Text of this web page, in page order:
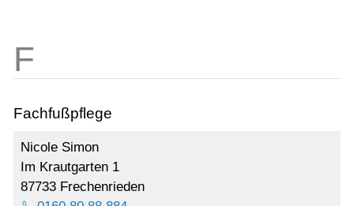
Fachfußpflege
Nicole Simon
Im Krautgarten 1
87733 Frechenrieden